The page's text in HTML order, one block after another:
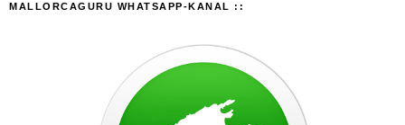
MALLORCAGURU WHATSAPP-KANAL ::